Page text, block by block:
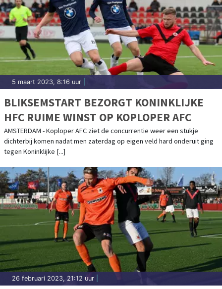
5 maart 2023, 8:16 uur
BLIKSEMSTART BEZORGT KONINKLIJKE
HFC RUIME WINST OP KOPLOPER AFC
AMSTERDAM - Koploper AFC ziet de concurrentie weer een stukje
dichterbij komen nadat men zaterdag op eigen veld hard onderuit ging
tegen Koninklijke [...]
26 februari 2023, 21:12 uur